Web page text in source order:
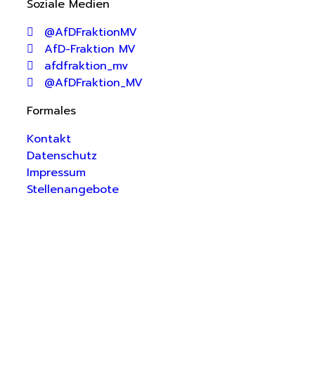
Soziale Medien
@AfDFraktionMV
AfD-Fraktion MV
afdfraktion_mv
@AfDFraktion_MV
Formales
Kontakt
Datenschutz
Impressum
Stellenangebote